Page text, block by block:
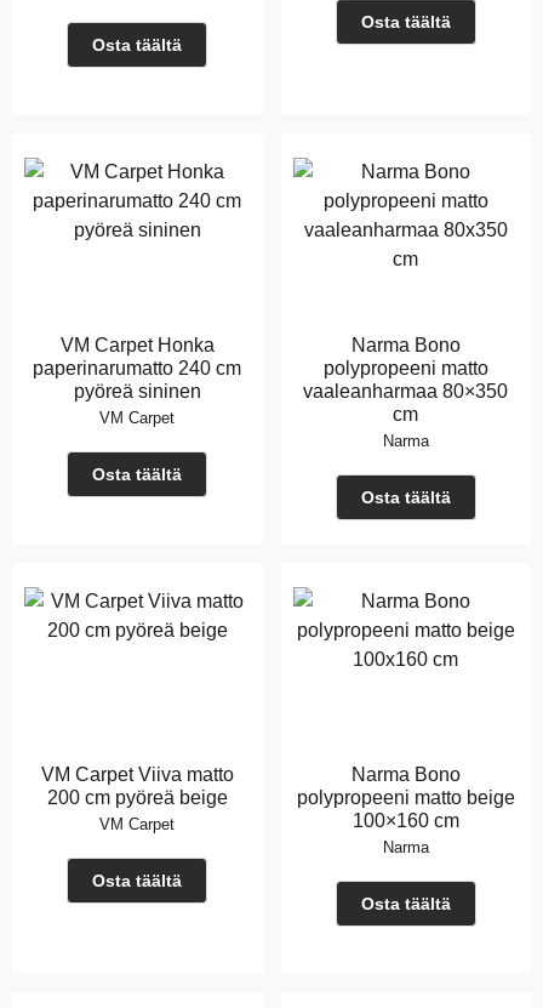
Osta täältä
Osta täältä
VM Carpet Honka
paperinarumatto 240 cm
pyöreä sininen
VM Carpet
Osta täältä
Narma Bono
polypropeeni matto
vaaleanharmaa 80×350
cm
Narma
Osta täältä
VM Carpet Viiva matto
200 cm pyöreä beige
VM Carpet
Osta täältä
Narma Bono
polypropeeni matto beige
100×160 cm
Narma
Osta täältä